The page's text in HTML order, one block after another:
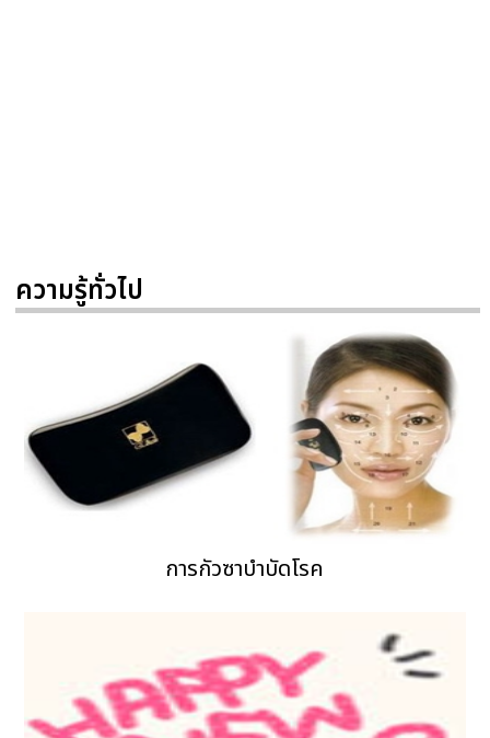
ความรู้ทั่วไป
การกัวซาบำบัดโรค